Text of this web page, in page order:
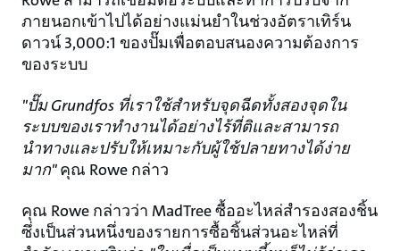
ภายนอกเข้าไปได้อย่างแม่นยําในช่วงอัตราเทิร์น
ดาวน์ 3,000:1 ของปั๊มเพื่อตอบสนองความต้องการ
ของระบบ
"ปั๊ม Grundfos ที่เราใช้สําหรับจุดฉีดทั้งสองจุดใน
ระบบของเราทํางานได้อย่างไร้ที่ติและสามารถ
นำทางและปรับให้เหมาะกับผู้ใช้ปลายทางได้ง่าย
มาก"คุณ Rowe กล่าว
คุณ Rowe กล่าวว่า MadTree ซื้ออะไหล่สํารองสองชิ้น
ซึ่งเป็นส่วนหนึ่งของรายการซื้อชิ้นส่วนอะไหล่ที่